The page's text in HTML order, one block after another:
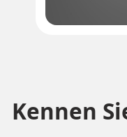
Kennen